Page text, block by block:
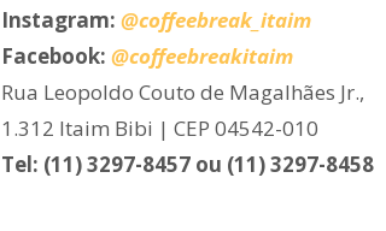
Instagram: @coffeebreak_itaim
Facebook: @coffeebreakitaim
Rua Leopoldo Couto de Magalhães Jr.,
1.312 Itaim Bibi | CEP 04542-010
Tel: (11) 3297-8457 ou (11) 3297-8458